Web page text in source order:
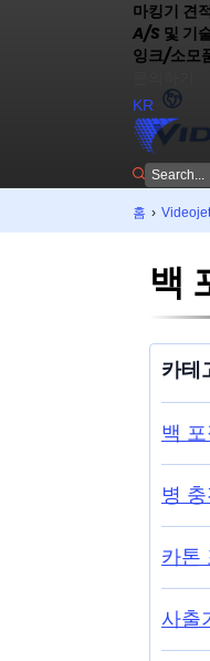
마킹기 견
A/S 및 기
잉크/소모
KR
홈 ›
백
카테
백 포
병 충
카톤
사출